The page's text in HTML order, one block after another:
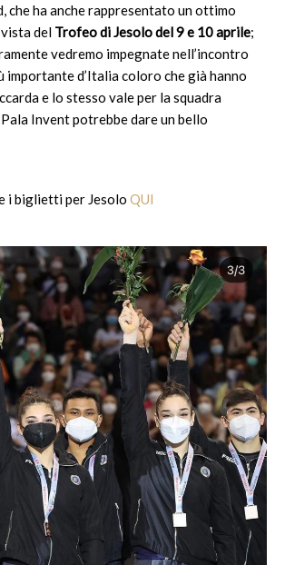
che ha anche rappresentato un ottimo
del Trofeo di Jesolo del 9 e 10 aprile;
vedremo impegnate nell’incontro
importante d’Italia coloro che già hanno
e lo stesso vale per la squadra
Invent potrebbe dare un bello
i biglietti per Jesolo QUI